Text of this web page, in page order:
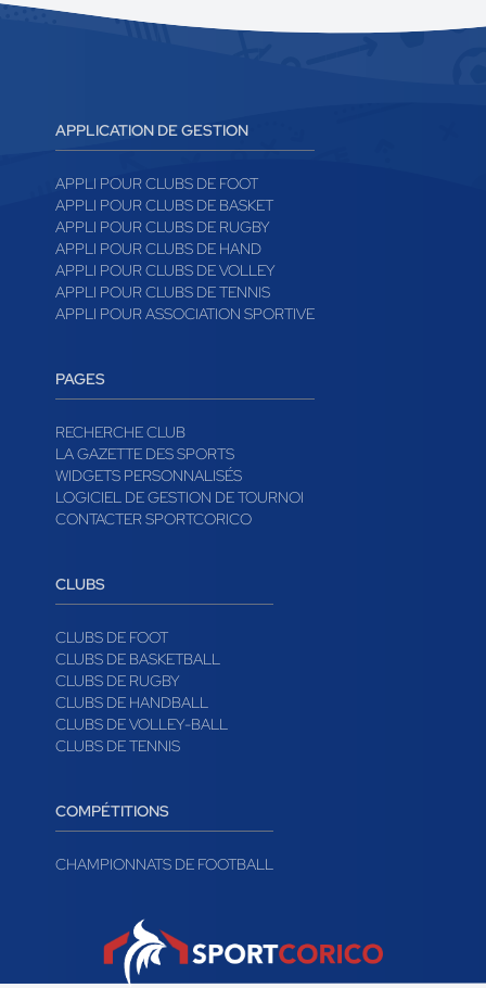
APPLICATION DE GESTION
APPLI POUR CLUBS DE FOOT
APPLI POUR CLUBS DE BASKET
APPLI POUR CLUBS DE RUGBY
APPLI POUR CLUBS DE HAND
APPLI POUR CLUBS DE VOLLEY
APPLI POUR CLUBS DE TENNIS
APPLI POUR ASSOCIATION SPORTIVE
PAGES
RECHERCHE CLUB
LA GAZETTE DES SPORTS
WIDGETS PERSONNALISÉS
LOGICIEL DE GESTION DE TOURNOI
CONTACTER SPORTCORICO
CLUBS
CLUBS DE FOOT
CLUBS DE BASKETBALL
CLUBS DE RUGBY
CLUBS DE HANDBALL
CLUBS DE VOLLEY-BALL
CLUBS DE TENNIS
COMPÉTITIONS
CHAMPIONNATS DE FOOTBALL